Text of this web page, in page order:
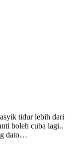
tidur lebih dari
boleh cuba lagi..
dato…